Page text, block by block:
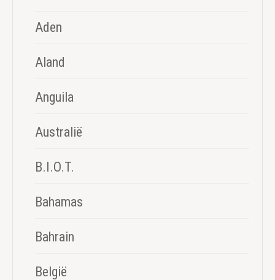
Aden
Aland
Anguila
Australië
B.I.O.T.
Bahamas
Bahrain
België